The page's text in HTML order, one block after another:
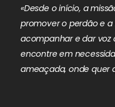
«Desde o início, a
promover o perdão e
acompanhar e dar voz
encontre em
ameaçada, onde quer